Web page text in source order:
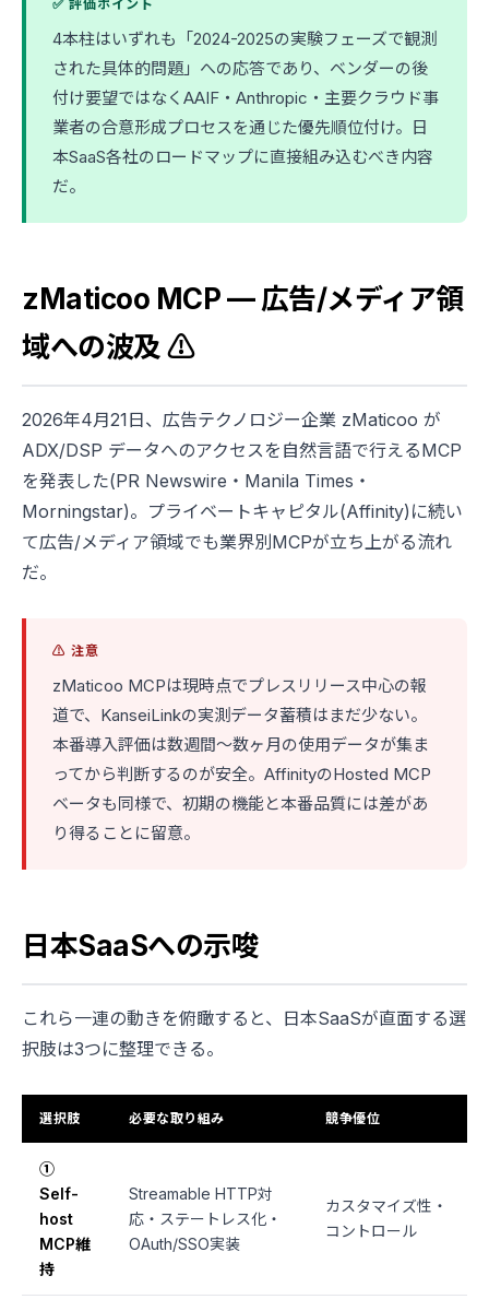
✅ 評価ポイント
4本柱はいずれも「2024-2025の実験フェーズで観測
された具体的問題」への応答であり、ベンダーの後
付け要望ではなくAAIF・Anthropic・主要クラウド事
業者の合意形成プロセスを通じた優先順位付け。日
本SaaS各社のロードマップに直接組み込むべき内容
だ。
zMaticoo MCP — 広告/メディア領
域への波及 ⚠️
2026年4月21日、広告テクノロジー企業 zMaticoo が
ADX/DSP データへのアクセスを自然言語で行えるMCP
を発表した(PR Newswire・Manila Times・
Morningstar)。プライベートキャピタル(Affinity)に続い
て広告/メディア領域でも業界別MCPが立ち上がる流れ
だ。
⚠️ 注意
zMaticoo MCPは現時点でプレスリリース中心の報
道で、KanseiLinkの実測データ蓄積はまだ少ない。
本番導入評価は数週間〜数ヶ月の使用データが集ま
ってから判断するのが安全。AffinityのHosted MCP
ベータも同様で、初期の機能と本番品質には差があ
り得ることに留意。
日本SaaSへの示唆
これら一連の動きを俯瞰すると、日本SaaSが直面する選
択肢は3つに整理できる。
選択肢 必要な取り組み 競争優位
①
Self-
host
MCP維
持
Streamable HTTP対
応・ステートレス化・
OAuth/SSO実装
カスタマイズ性・
コントロール